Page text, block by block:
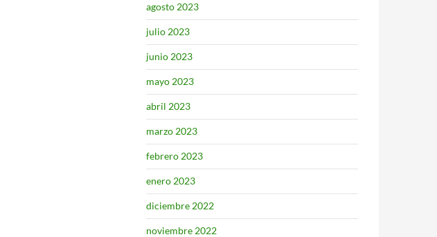
agosto 2023
julio 2023
junio 2023
mayo 2023
abril 2023
marzo 2023
febrero 2023
enero 2023
diciembre 2022
noviembre 2022